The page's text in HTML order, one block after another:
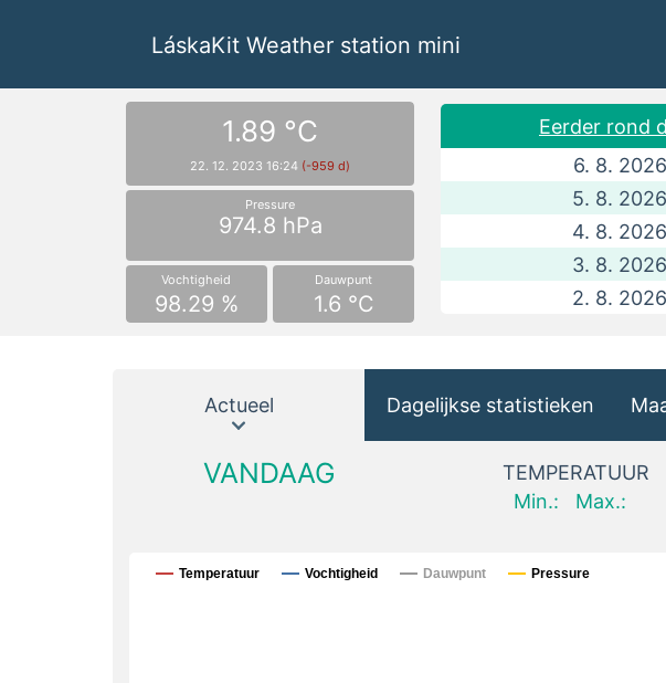
LáskaKit Weather station mini
1.89 °C
22. 12. 2023 16:24 (-959 d)
Pressure
974.8 hPa
Vochtigheid
98.29 %
Dauwpunt
1.6 °C
Eerder rond
6. 8. 2026
5. 8. 2026
4. 8. 2026
3. 8. 2026
2. 8. 2026
Actueel Dagelijkse statistieken
VANDAAG
TEMPERATUUR
Min.:
Max.:
Temperatuur Vochtigheid Dauwpunt Pressure